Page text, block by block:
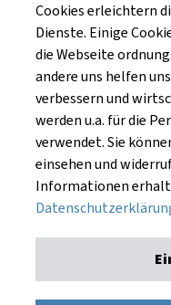
Die Kaack Terminhandel
Agrarterminbörsen.
Kaack Terminhandel
Am Markt 8
49661 Cloppenburg
Cookies erleichtern
Dienste. Einige
die Webseite
andere uns helfen
verbessern und
werden u.a. für die
verwendet. Sie
einsehen und
Informationen